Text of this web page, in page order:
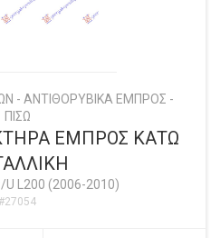
- ΑΝΤΙΘΟΡΥΒΙΚΑ ΕΜΠΡΟΣ -
ΠΙΣΩ
ΕΜΠΡΟΣ ΚΑΤΩ
U L200 (2006-2010)
#27054